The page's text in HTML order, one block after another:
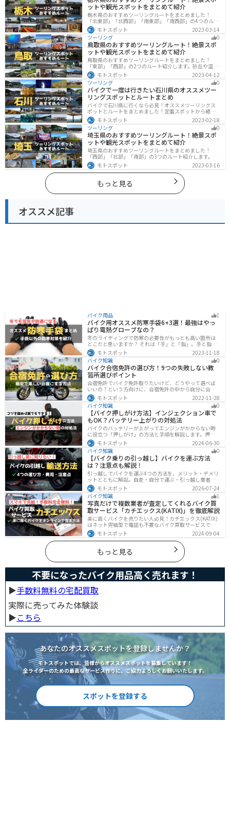
ットや観光スポットをまとめて紹介
栃木県のおすすめツーリングルートをまとめました！
「北東部」「北西部」「南東部」「南西部」の4つのルー
ト紹介します。日本を代表する神社や広大な山や滝、湖
などを歴史や自然を満喫するツーリングができます。バ
イクで栃木県にツーリングに行く際は参考にしてくださ
い。
モトスポット
2023-03-14
ツーリング
0
鳥取県のおすすめツーリングルート！絶景スポ
ットや観光スポットをまとめて紹介
鳥取県のおすすめツーリングルートをまとめました！
「東部」「西部」の2つのルート紹介します。砂丘や温泉
地、歴史ある城跡など魅力溢れるスポットが多数あるの
で楽しめます。バイクで鳥取県にツーリングに行く際は
参考にしてください。
モトスポット
2023-04-12
ツーリング
0
バイクで一度は行きたい石川県のオススメツー
リングスポットとルートまとめ
バイクで石川県に行くなら必見！オススメツーリングス
ポットとルートをまとめました！定番スポットから絶景
スポット、温泉、海、グルメなど様々なジャンルで楽し
めます。バイクで石川ツーリングに行こうと思っている
人は、参考にしてください。
モトスポット
2023-02-18
ツーリング
0
埼玉県のおすすめツーリングルート！絶景スポ
ットや観光スポットをまとめて紹介
埼玉県のおすすめツーリングルートをまとめました！
「西部」「北部」「南部」の3つのルート紹介します。自
然豊かな西側と街中の東側で違った楽しみ方ができま
す。バイクで埼玉県にツーリングに行く際は参考にして
ください。
モトスポット 2023-03-16
もっと見る
オススメ記事
バイク用品 1
バイク用オススメ防寒手袋6+3選！最強はやっ
ぱり電熱グローブなの？
冬のライディングで防寒の必要性がもっとも高い箇所は
どこだと思いますか？ それは「手」と「指」。手と指が
冷えてしまうと、防寒ジャケットをいくら着込んでも寒
さから逃れることはできません。そんな防寒の要となる
オススメ防寒手袋を紹介します。
モトスポット
2023-11-18
バイク知識
0
バイク合宿免許の選び方！9つの失敗しない教
習所選びポイント
合宿免許でバイク免許取りたいけど、どうやって選べば
いいの？という方向けに、合宿免許の中から自分に合っ
た教習所を選ぶ方法をまとめました。押さえるべきポイ
ントは9つです。料金をできるだけ抑えたり、旅行も兼ね
て楽しみたい人必見です！
モトスポット
2022-11-28
バイク知識
0
【バイク押しがけ方法】インジェクション車で
もOK？バッテリー上がりの対処法
バイクのバッテリーが上がってエンジンがかからない時
に役立つ「押しがけ」の方法と手順を解説します。押し
がけができるバイクとできないバイクがあるので、自分
のバイクができるのか確認しておきましょう。
モトスポット
2024-06-30
バイク知識
0
【バイク乗りの引っ越し】バイクを運ぶ方法
は？注意点も解説！
引っ越しでバイクを運ぶ4つの方法を、メリット・デメリ
ットとともに解説。自走・自分で運ぶ・引っ越し業者・
バイク専門業者の選び方や輸送時の注意点、駐輪場所の
確保、住所変更など必要な手続きも紹介します。
モトスポット
2026-07-24
バイク知識
1
写真だけで複数業者が査定してくれるバイク買
取サービス「カチエックス(KATIX)」を徹底解説
楽に高くバイクを売りたい人必見！カチエックス(KATIX)
はネット完結型で電話も不要なバイク買取サービスで
す。バイク情報と写真を登録するだけで、複数のバイク
業者がオークション形式で価格を競い合ってくれるの
で、何もせず最高値でバイクを売ることができます。
モトスポット 2024-09-04
もっと見る
不要になったバイク用品高く売れます！
▶︎手数料無料の宅配買取
実際に売ってみた体験談
▶︎こちら
あなたのオススメスポットを登録しませんか？
モトスポットでは、皆様からオススメスポットを募集しています！
全ライダーのための最高なサービス作りに、ご協力よろしくお願いいたします。
スポットを登録する